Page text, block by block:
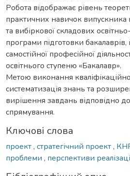
Робота відображає рівень
практичних навичок випускника
та вибіркової складових
програми підготовки бакалаврів,
самостійної професійної
освітнього ступеню «Бакалавр».
Метою виконання
систематизація знань та
вирішення завдань відповідно
спрямування.
Ключові слова
проект, стратегічний проект,
проблеми , перспективи